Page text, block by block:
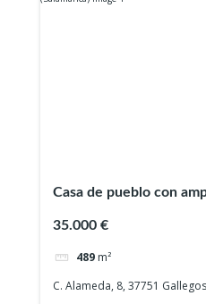
Casa de pueblo con
35.000 €
489 m²
C. Alameda, 8, 37751